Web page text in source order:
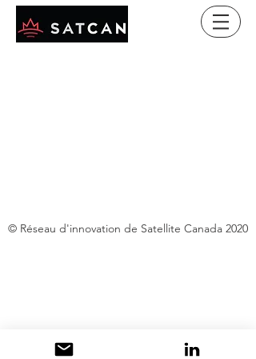
© Réseau d'innovation de Satellite Canada 2020